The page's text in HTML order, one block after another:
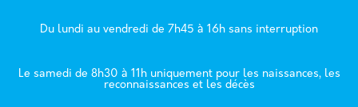
Du lundi au vendredi de 7h45 à 16h sans interruption
Le samedi de 8h30 à 11h uniquement pour les naissances, les
reconnaissances et les décès